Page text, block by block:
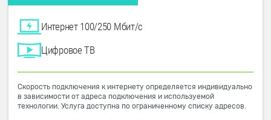
Интернет 100/250 Мбит/с
Цифровое ТВ
Скорость подключения к интернету определяется индивидуально
в зависимости от адреса подключения и используемой
технологии. Услуга доступна по ограниченному списку адресов.